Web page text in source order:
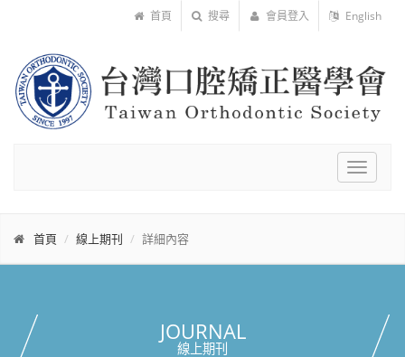
首頁 搜尋 會員登入 English
Toggle
首頁 線上期刊 詳細內容
JOURNAL
線上期刊